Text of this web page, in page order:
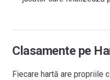
Clasamente pe
Fiecare hartă are propriile